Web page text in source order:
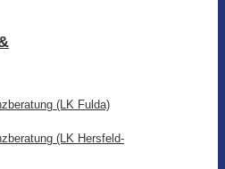
(LK Fulda)
(LK Hersfeld-